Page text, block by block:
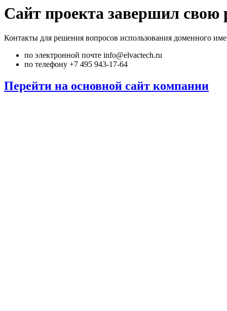
Сайт проекта завершил свою
Контакты для решения вопросов использования доменного
по электронной почте info@elvactech.ru
по телефону +7 495 943-17-64
Перейти на основной сайт компании